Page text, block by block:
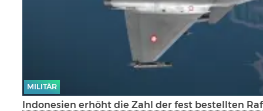
MILITÄR
Indonesien erhöht die Zahl der fest bestellten